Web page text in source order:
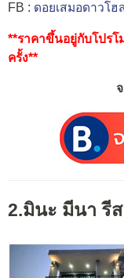
FB : ดอยเสมอดาวโฮ
**ราคาขึ้นอยู่กับโปร
ครั้ง**
2.มินะ มีนา รี